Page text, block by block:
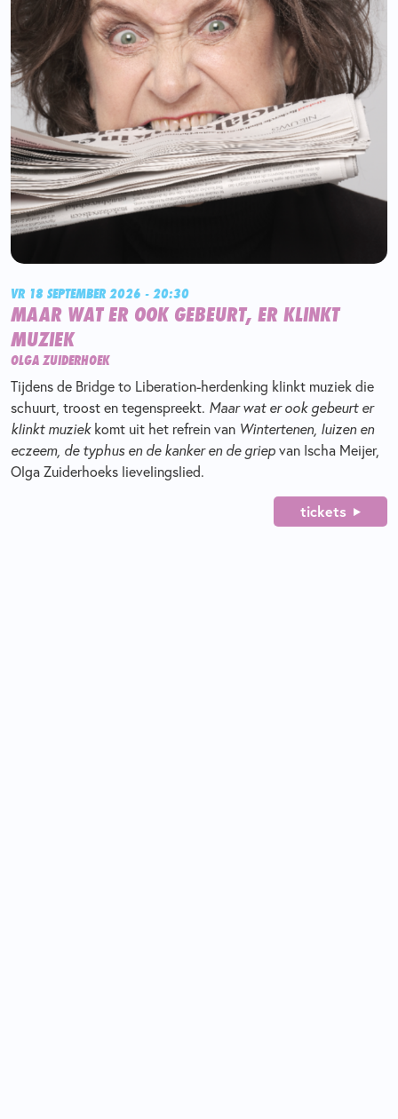
VR 18 SEPTEMBER 2026 - 20:30
MAAR WAT ER OOK GEBEURT, ER KLINKT
MUZIEK
OLGA ZUIDERHOEK
Tijdens de Bridge to Liberation-herdenking klinkt muziek die
schuurt, troost en tegenspreekt. Maar wat er ook gebeurt er
klinkt muziekkomt uit het refrein van Wintertenen, luizen en
eczeem, de typhus en de kanker en de griepvan Ischa Meijer,
Olga Zuiderhoeks lievelingslied.
tickets